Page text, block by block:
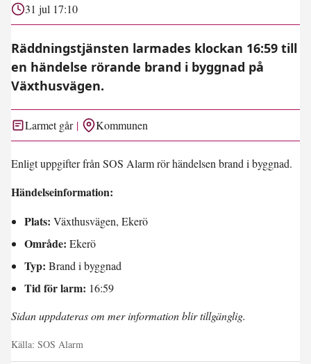
31 jul 17:10
Räddningstjänsten larmades klockan 16:59 till
en händelse rörande brand i byggnad på
Växthusvägen.
Larmet går Kommunen
Enligt uppgifter från SOS Alarm rör händelsen brand i byggnad.
Händelseinformation:
Plats: Växthusvägen, Ekerö
Område: Ekerö
Typ: Brand i byggnad
Tid för larm: 16:59
Sidan uppdateras om mer information blir tillgänglig.
Källa: SOS Alarm